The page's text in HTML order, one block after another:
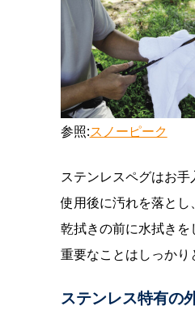
参照:スノーピーク
ステンレスペグはお手
使用後に汚れを落とし
乾拭きの前に水拭きを
重要なことはしっかり
ステンレス特有の